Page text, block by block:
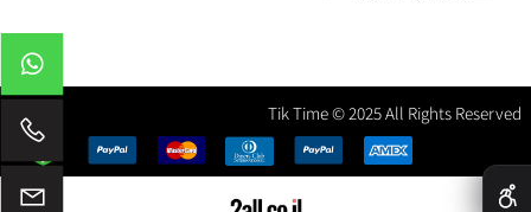
Tik Time © 2025 All Rights Reserved